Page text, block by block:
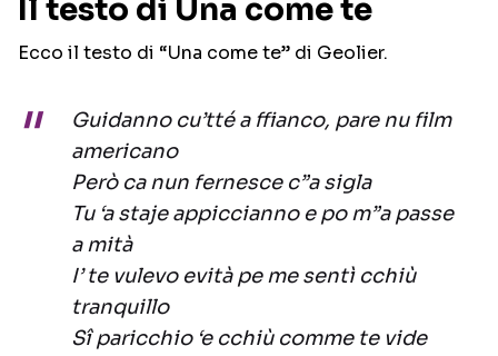
Il testo di Una come te
Ecco il testo di “Una come te” di Geolier.
Guidanno cu’tté a ffianco, pare nu film
americano
Però ca nun fernesce c”a sigla
Tu ‘a staje appiccianno e po m”a passe
a mità
I’ te vulevo evità pe me sentì cchiù
tranquillo
Sî paricchio ‘e cchiù comme te vide